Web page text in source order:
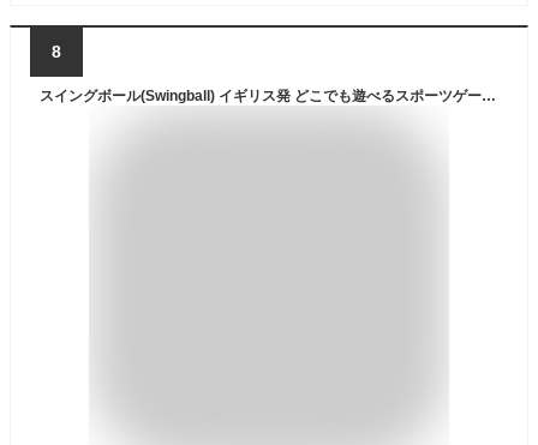
8
スイングボール(Swingball) イギリス発 どこでも遊べるスポーツゲームクラシック 日本語版 7299 正規品